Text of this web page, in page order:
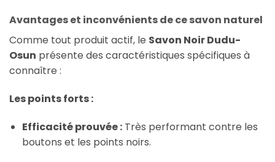
Avantages et inconvénients de ce savon naturel
Comme tout produit actif, le Savon Noir Dudu-
Osun présente des caractéristiques spécifiques à
connaître :
Les points forts :
Efficacité prouvée :Très performant contre les
boutons et les points noirs.